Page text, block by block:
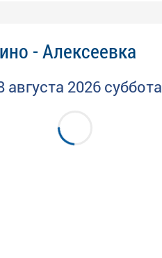
- Алексеевка
августа 2026 суббота